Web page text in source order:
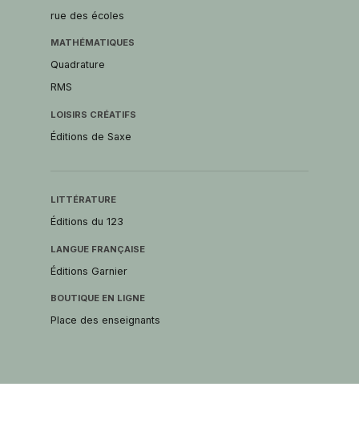
rue des écoles
MATHÉMATIQUES
Quadrature
RMS
LOISIRS CRÉATIFS
Éditions de Saxe
LITTÉRATURE
Éditions du 123
LANGUE FRANÇAISE
Éditions Garnier
BOUTIQUE EN LIGNE
Place des enseignants